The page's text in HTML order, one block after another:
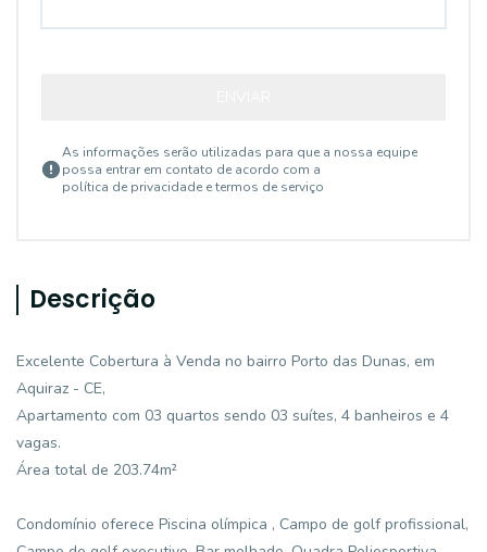
As informações serão utilizadas para que a nossa equipe
possa entrar em contato de acordo com a
política de privacidade e termos de serviço
Descrição
Excelente Cobertura à Venda no bairro Porto das Dunas, em
Aquiraz - CE,
Apartamento com 03 quartos sendo 03 suítes, 4 banheiros e 4
vagas.
Área total de 203.74m²
Condomínio oferece Piscina olímpica , Campo de golf profissional,